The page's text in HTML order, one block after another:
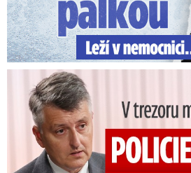
V trezoru měl 80 milionů: Policie